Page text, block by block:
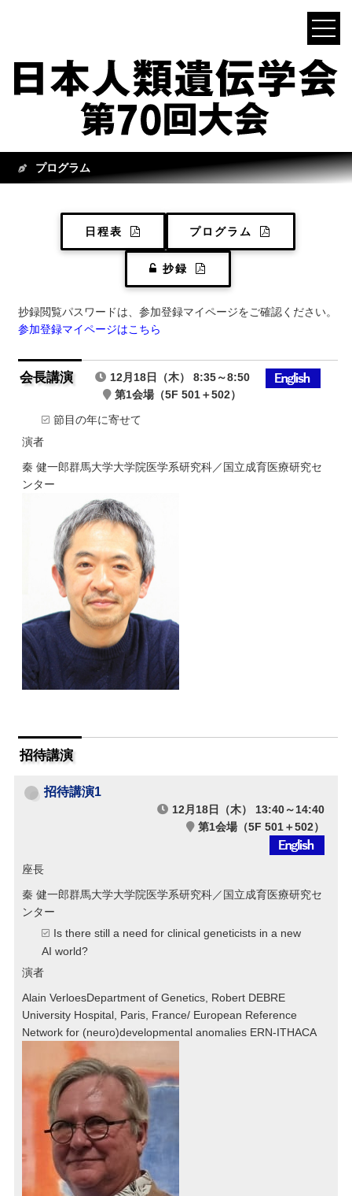
プログラム
日程表 プログラム
抄録
抄録閲覧パスワードは、参加登録マイページをご確認ください。
参加登録マイページはこちら
会長講演
12月18日（木） 8:35～8:50
第1会場（5F 501＋502）
節目の年に寄せて
演者
秦 健一郎群馬大学大学院医学系研究科／国立成育医療研究セ
ンター
招待講演
招待講演1
12月18日（木） 13:40～14:40
第1会場（5F 501＋502）
座長
秦 健一郎群馬大学大学院医学系研究科／国立成育医療研究セ
ンター
Is there still a need for clinical geneticists in a new
AI world?
演者
Alain VerloesDepartment of Genetics, Robert DEBRE
University Hospital, Paris, France/ European Reference
Network for (neuro)developmental anomalies ERN-ITHACA